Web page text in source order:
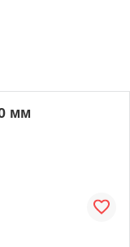
мм